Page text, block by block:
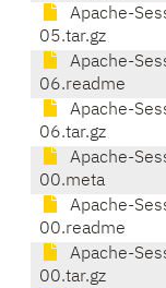
Apache-
05.tar.gz
Apache-
06.readme
Apache-
06.tar.gz
Apache-
00.meta
Apache-
00.readme
Apache-
00.tar.gz